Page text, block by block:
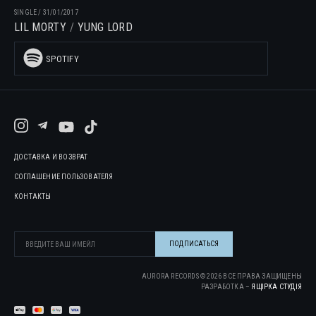
SINGLE/ 31/01/2017
LIL MORTY YUNG LORD
SPOTIFY
ДОСТАВКА И ВОЗВРАТ
СОГЛАШЕНИЕ ПОЛЬЗОВАТЕЛЯ
КОНТАКТЫ
AURORA RECORDS ©2026 ВСЕ ПРАВА ЗАЩИЩЕНЫ
РАЗРАБОТКА – ЯЩІРКА CТУДІЯ